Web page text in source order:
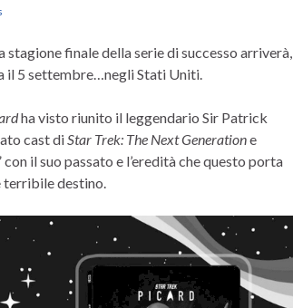
finale della serie di successo arriverà,
il 5 settembre…negli Stati Uniti.
ha visto riunito il leggendario Sir Patrick
cast diStar Trek: The Next Generatione
il suo passato e l’eredità che questo porta
terribile destino.